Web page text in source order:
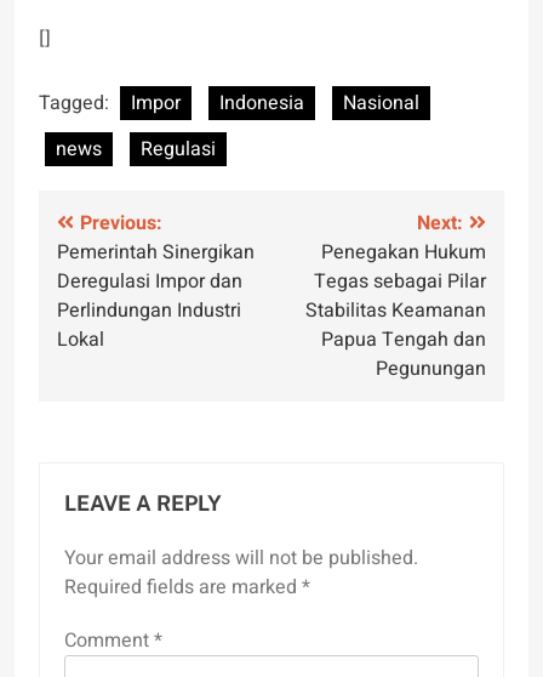
[]
Tagged: Impor Indonesia
Nasional
news
Regulasi
Post
navigation
Previous:
Pemerintah Sinergikan
Deregulasi Impor dan
Perlindungan Industri
Lokal
Next:
Penegakan Hukum
Tegas sebagai Pilar
Stabilitas Keamanan
Papua Tengah dan
Pegunungan
LEAVE A REPLY
Your email address will not be published.
Required fields are marked *
Comment*